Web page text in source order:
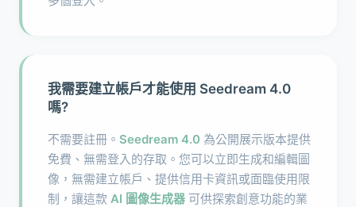
我需要建立帳戶才能使用 Seedream 4.0
嗎?
不需要註冊。 Seedream 4.0 為公開展示版本提供
免費、無需登入的存取。您可以立即生成和編輯圖
像，無需建立帳戶、提供信用卡資訊或面臨使用限
制，讓這款 AI 圖像生成器 可供探索創意功能的業